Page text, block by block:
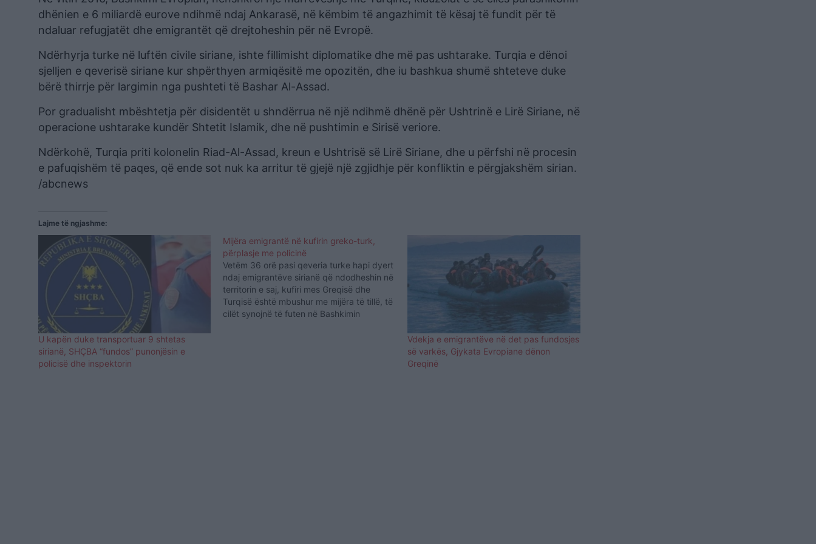
dhënien e 6 miliardë eurove ndihmë ndaj Ankarasë, në këmbim të angazhimit të kësaj të fundit për të
ndaluar refugjatët dhe emigrantët që drejtoheshin për në Evropë.
Ndërhyrja turke në luftën civile siriane, ishte fillimisht diplomatike dhe më pas ushtarake. Turqia e dënoi
sjelljen e qeverisë siriane kur shpërthyen armiqësitë me opozitën, dhe iu bashkua shumë shteteve duke
bërë thirrje për largimin nga pushteti të Bashar Al-Assad.
Por gradualisht mbështetja për disidentët u shndërrua në një ndihmë dhënë për Ushtrinë e Lirë Siriane, në
operacione ushtarake kundër Shtetit Islamik, dhe në pushtimin e Sirisë veriore.
Ndërkohë, Turqia priti kolonelin Riad-Al-Assad, kreun e Ushtrisë së Lirë Siriane, dhe u përfshi në procesin
e pafuqishëm të paqes, që ende sot nuk ka arritur të gjejë një zgjidhje për konfliktin e përgjakshëm sirian.
/abcnews
Lajme të ngjashme:
U kapën duke transportuar 9 shtetas
sirianë, SHÇBA “fundos” punonjësin e
policisë dhe inspektorin
Mijëra emigrantë në kufirin greko-turk,
përplasje me policinë
Vetëm 36 orë pasi qeveria turke hapi dyert
ndaj emigrantëve sirianë që ndodheshin në
territorin e saj, kufiri mes Greqisë dhe
Turqisë është mbushur me mijëra të tillë, të
cilët synojnë të futen në Bashkimin
Vdekja e emigrantëve në det pas fundosjes
së varkës, Gjykata Evropiane dënon
Greqinë